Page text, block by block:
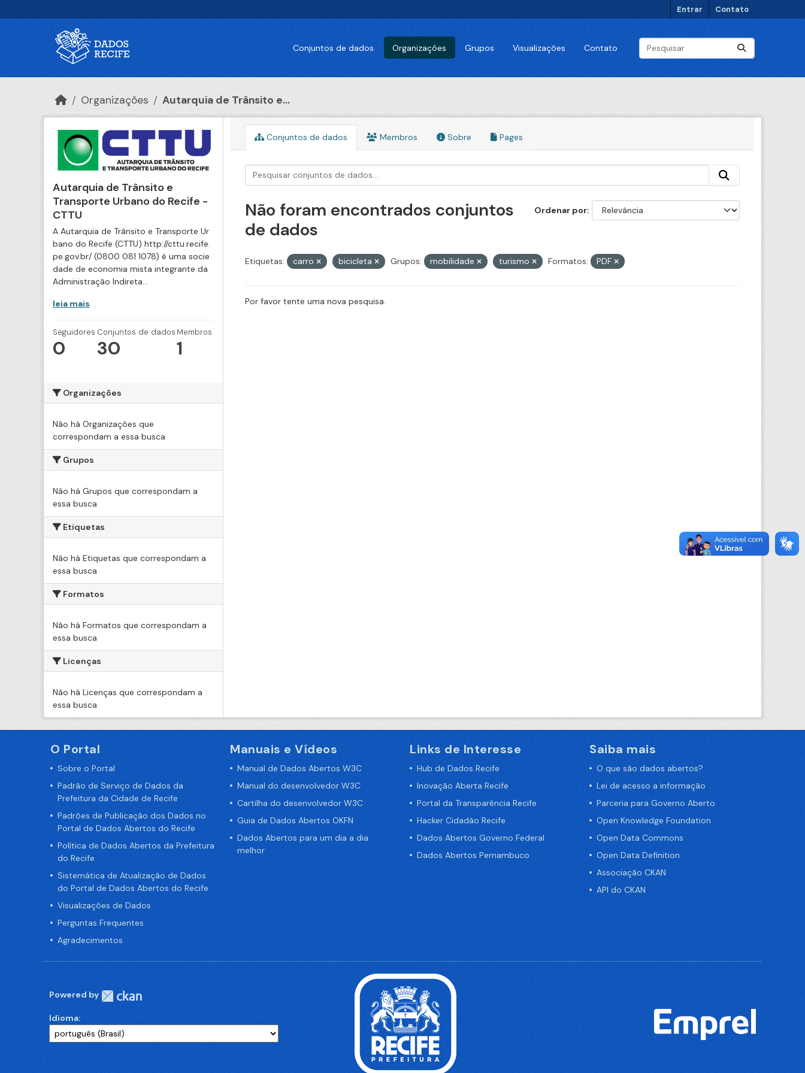
Entrar Contato
Conjuntos de dados Organizações Grupos Visualizações Contato
Organizações Autarquia de Trânsito e...
Autarquia de Trânsito e
Transporte Urbano do Recife -
CTTU
A Autarquia de Trânsito e Transporte Ur
bano do Recife (CTTU) http://cttu.recife.
pe.gov.br/ (0800 081 1078) é uma socie
dade de economia mista integrante da
Administração Indireta...
leia mais
Seguidores
0
Conjuntos de dados
30
Membros
1
Organizações
Não há Organizações que
correspondam a essa busca
Grupos
Não há Grupos que correspondam a
essa busca
Etiquetas
Não há Etiquetas que correspondam a
essa busca
Formatos
Não há Formatos que correspondam a
essa busca
Licenças
Não há Licenças que correspondam a
essa busca
Conjuntos de dados Membros Sobre Pages
Ordenar por
Não foram encontrados conjuntos
de dados
Etiquetas: carro bicicleta Grupos: mobilidade turismo Formatos: PDF
Por favor tente uma nova pesquisa.
O Portal
Sobre o Portal
Padrão de Serviço de Dados da
Prefeitura da Cidade de Recife
Padrões de Publicação dos Dados no
Portal de Dados Abertos do Recife
Política de Dados Abertos da Prefeitura
do Recife
Sistemática de Atualização de Dados
do Portal de Dados Abertos do Recife
Visualizações de Dados
Perguntas Frequentes
Agradecimentos
Manuais e Vídeos
Manual de Dados Abertos W3C
Manual do desenvolvedor W3C
Cartilha do desenvolvedor W3C
Guia de Dados Abertos OKFN
Dados Abertos para um dia a dia
melhor
Links de Interesse
Hub de Dados Recife
Inovação Aberta Recife
Portal da Transparência Recife
Hacker Cidadão Recife
Dados Abertos Governo Federal
Dados Abertos Pernambuco
Saiba mais
O que são dados abertos?
Lei de acesso a informação
Parceria para Governo Aberto
Open Knowledge Foundation
Open Data Commons
Open Data Definition
Associação CKAN
API do CKAN
Powered by
Idioma